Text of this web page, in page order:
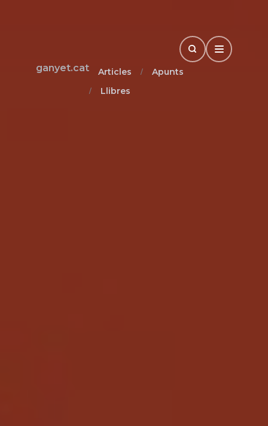
ganyet.cat Articles
Apunts
Llibres
Search
Open